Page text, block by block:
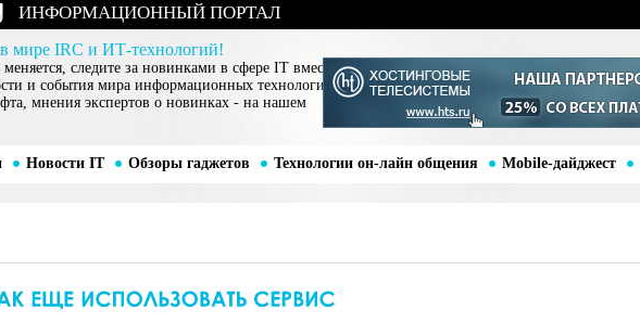
ИНФОРМАЦИОННЫЙ ПОРТАЛ
мире IRC и ИТ-технологий!
следите за новинками в сфере IT вместе
и события мира информационных технологий,
мнения экспертов о новинках - на нашем
Новости IT Обзоры гаджетов Технологии он-лайн общения Mobile-дайджест